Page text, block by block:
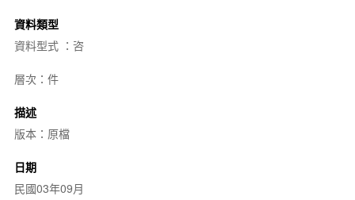
資料類型
資料型式 ：咨
層次：件
描述
版本：原檔
日期
民國03年09月